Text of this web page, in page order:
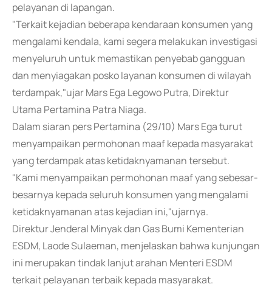
pelayanan di lapangan.
"Terkait kejadian beberapa kendaraan konsumen yang
mengalami kendala, kami segera melakukan investigasi
menyeluruh untuk memastikan penyebab gangguan
dan menyiagakan posko layanan konsumen di wilayah
terdampak,"ujar Mars Ega Legowo Putra, Direktur
Utama Pertamina Patra Niaga.
Dalam siaran pers Pertamina (29/10) Mars Ega turut
menyampaikan permohonan maaf kepada masyarakat
yang terdampak atas ketidaknyamanan tersebut.
"Kami menyampaikan permohonan maaf yang sebesar-
besarnya kepada seluruh konsumen yang mengalami
ketidaknyamanan atas kejadian ini,"ujarnya.
Direktur Jenderal Minyak dan Gas Bumi Kementerian
ESDM, Laode Sulaeman, menjelaskan bahwa kunjungan
ini merupakan tindak lanjut arahan Menteri ESDM
terkait pelayanan terbaik kepada masyarakat.